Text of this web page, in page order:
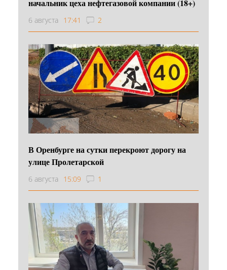
начальник цеха нефтегазовой компании (18+)
6 августа 17:41 2
В Оренбурге на сутки перекроют дорогу на
улице Пролетарской
6 августа 15:09 1